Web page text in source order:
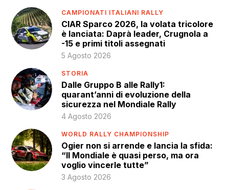
CAMPIONATI ITALIANI RALLY
CIAR Sparco 2026, la volata tricolore
è lanciata: Daprà leader, Crugnola a
-15 e primi titoli assegnati
5 Agosto 2026
STORIA
Dalle Gruppo B alle Rally1:
quarant’anni di evoluzione della
sicurezza nel Mondiale Rally
4 Agosto 2026
WORLD RALLY CHAMPIONSHIP
Ogier non si arrende e lancia la sfida:
“Il Mondiale è quasi perso, ma ora
voglio vincerle tutte”
3 Agosto 2026